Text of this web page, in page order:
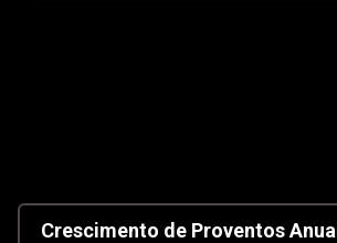
Crescimento de Proventos